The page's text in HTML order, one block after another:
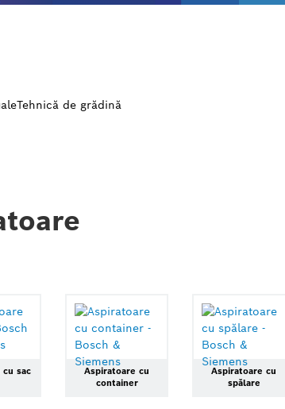
Tehnică de grădină
cu sac
Aspiratoare cu
container
Aspiratoare cu
spălare